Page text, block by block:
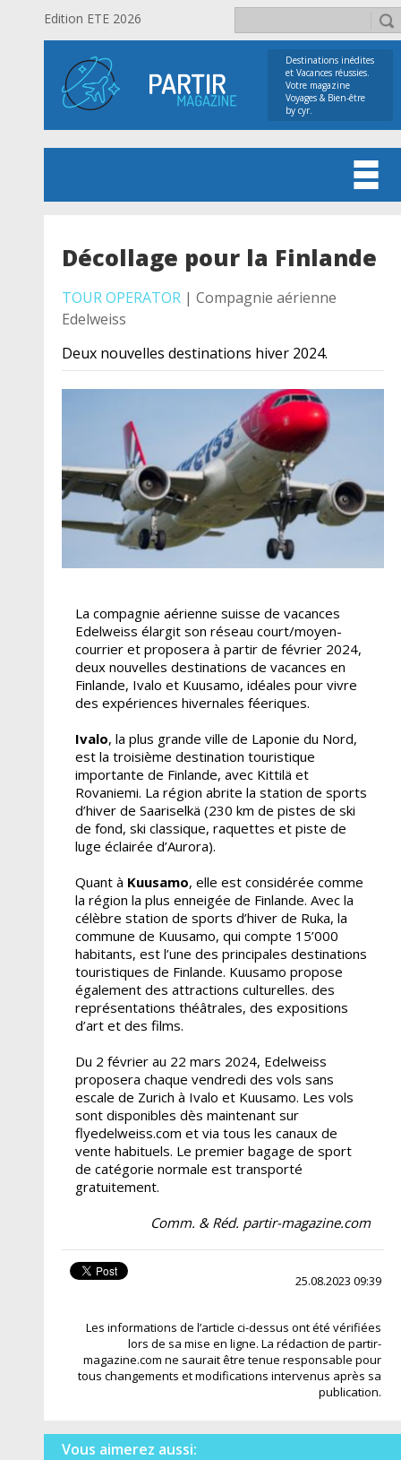
Edition ETE 2026
Destinations inédites
et Vacances réussies.
Votre magazine
Voyages & Bien-être
by cyr.
Décollage pour la Finlande
TOUR OPERATOR| Compagnie aérienne
Edelweiss
Deux nouvelles destinations hiver 2024.
La compagnie aérienne suisse de vacances
Edelweiss élargit son réseau court/moyen-
courrier et proposera à partir de février 2024,
deux nouvelles destinations de vacances en
Finlande, Ivalo et Kuusamo, idéales pour vivre
des expériences hivernales féeriques.
Ivalo, la plus grande ville de Laponie du Nord,
est la troisième destination touristique
importante de Finlande, avec Kittilä et
Rovaniemi. La région abrite la station de sports
d’hiver de Saariselkä (230 km de pistes de ski
de fond, ski classique, raquettes et piste de
luge éclairée d’Aurora).
Quant à Kuusamo, elle est considérée comme
la région la plus enneigée de Finlande. Avec la
célèbre station de sports d’hiver de Ruka, la
commune de Kuusamo, qui compte 15’000
habitants, est l’une des principales destinations
touristiques de Finlande. Kuusamo propose
également des attractions culturelles. des
représentations théâtrales, des expositions
d’art et des films.
Du 2 février au 22 mars 2024, Edelweiss
proposera chaque vendredi des vols sans
escale de Zurich à Ivalo et Kuusamo. Les vols
sont disponibles dès maintenant sur
flyedelweiss.com et via tous les canaux de
vente habituels. Le premier bagage de sport
de catégorie normale est transporté
gratuitement.
Comm. & Réd. partir-magazine.com
25.08.2023 09:39
Les informations de l’article ci-dessus ont été vérifiées
lors de sa mise en ligne. La rédaction de partir-
magazine.com ne saurait être tenue responsable pour
tous changements et modifications intervenus après sa
publication.
Vous aimerez aussi: